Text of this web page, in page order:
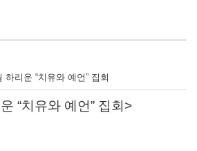
하리운 “치유와 예언” 집회
“치유와 예언” 집회>